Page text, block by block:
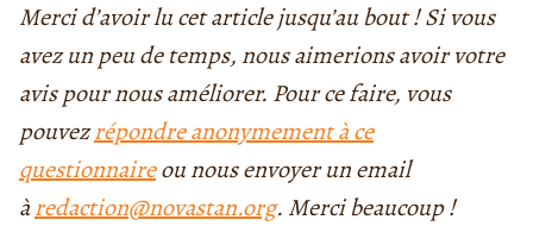
Merci d’avoir lu cet article jusqu’au bout ! Si vous
avez un peu de temps, nous aimerions avoir votre
avis pour nous améliorer. Pour ce faire, vous
pouvezrépondre anonymement à ce
questionnaireou nous envoyer un email
àredaction@novastan.org. Merci beaucoup !